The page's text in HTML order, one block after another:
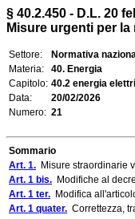
§ 40.2.450 - D.L. 20
Misure urgenti per
Settore:
Normativa
Materia:
40. Energia
Capitolo: 40.2 energia
Data:
20/02/2026
Numero: 21
Sommario
Art. 1. Misure straordinarie
Art. 1 bis. Modifiche al
Art. 1 ter. Modifica
Art. 1 quater. Correttezza,